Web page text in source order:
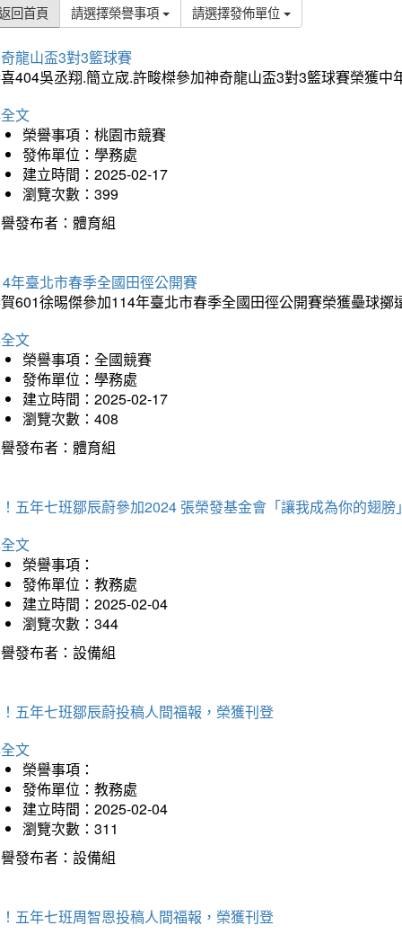
回首頁 請選擇榮譽事項 請選擇發佈單位
龍山盃3對3籃球賽
404吳丞翔.簡立宬.許畯榤參加神奇龍山盃3對3籃球賽榮獲中
文
榮譽事項：桃園市競賽
發佈單位：學務處
建立時間：2025-02-17
瀏覽次數：399
發布者：體育組
年臺北市春季全國田徑公開賽
601徐晹傑參加114年臺北市春季全國田徑公開賽榮獲壘球擲
文
榮譽事項：全國競賽
發佈單位：學務處
建立時間：2025-02-17
瀏覽次數：408
發布者：體育組
五年七班鄒辰蔚參加2024 張榮發基金會「讓我成為你的翅
文
榮譽事項：
發佈單位：教務處
建立時間：2025-02-04
瀏覽次數：344
發布者：設備組
五年七班鄒辰蔚投稿人間福報，榮獲刊登
文
榮譽事項：
發佈單位：教務處
建立時間：2025-02-04
瀏覽次數：311
發布者：設備組
五年七班周智恩投稿人間福報，榮獲刊登